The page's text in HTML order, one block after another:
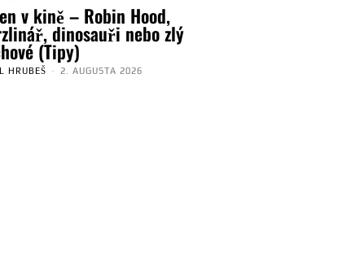
v kině – Robin Hood,
dinosauři nebo zlý
(Tipy)
HRUBEŠ - 2. AUGUSTA 2026